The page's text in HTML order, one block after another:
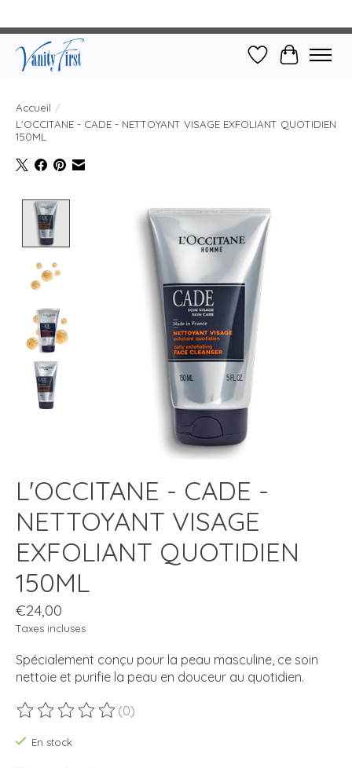
Liste dePanier
Accueil /
L'OCCITANE - CADE - NETTOYANT VISAGE EXFOLIANT QUOTIDIEN
150ML
Product image slideshow Items
L'OCCITANE - CADE -
NETTOYANT VISAGE
EXFOLIANT QUOTIDIEN
150ML
€24,00
Taxes incluses
Spécialement conçu pour la peau masculine, ce soin
nettoie et purifie la peau en douceur au quotidien.
Ce produit est évalué à
(0)
En stock